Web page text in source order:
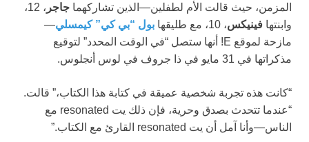
المزمن، حيث قالت الأم لطفلين—الذين تشاركهما جاجر
، 12،
وابنتها فينيكس، 10، مع طليقها بول “بي كي” كيمسلي—
مازحة لموقع E! أنها ستصل “في الوقت المحدد” لتوقيع
مذكراتها في 31 مايو في ذا جروف في لوس أنجلوس.
“كانت هذه تجربة شخصية عميقة في كتابة هذا الكتاب،” قالت.
“عندما تتحدث بصدق وحرية، فإن ذلك يت resonated مع
الناس—وأنا آمل أن يت resonated القارئ مع الكتاب.”